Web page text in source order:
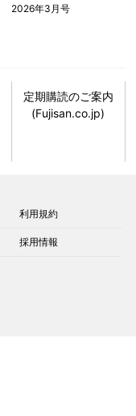
2026年3月号
定期購読のご案内
(Fujisan.co.jp)
利用規約
採用情報